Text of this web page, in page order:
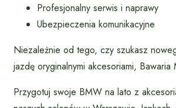
Profesjonalny serwis i naprawy
Ubezpieczenia komunikacyjne
Niezależnie od tego, czy szukasz
jazdę oryginalnymi akcesoriami,
Przygotuj swoje BMW na lato z